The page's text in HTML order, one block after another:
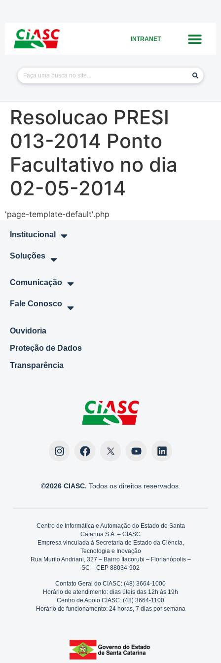
INTRANET
Resolucao PRESI
013-2014 Ponto
Facultativo no dia
02-05-2014
'page-template-default'.php
Institucional
Soluções
Comunicação
Fale Conosco
Ouvidoria
Proteção de Dados
Transparência
©2026 CIASC. Todos os direitos reservados.
Centro de Informática e Automação do Estado de Santa
Catarina S.A. – CIASC
Empresa vinculada à Secretaria de Estado da Ciência,
Tecnologia e Inovação
Rua Murilo Andriani, 327 – Bairro Itacorubi – Florianópolis –
SC – CEP 88034-902
Contato Geral do CIASC: (48) 3664-1000
Horário de atendimento: dias úteis das 12h às 19h
Centro de Apoio CIASC: (48) 3664-1100
Horário de funcionamento: 24 horas, 7 dias por semana